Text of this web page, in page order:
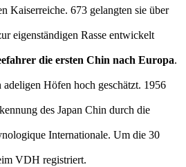
Kaiserreiche. 673 gelangten sie über
eigenständigen Rasse entwickelt
die ersten Chin nach Europa.
Höfen hoch geschätzt. 1956
des Japan Chin durch die
Internationale. Um die 30
VDH registriert.